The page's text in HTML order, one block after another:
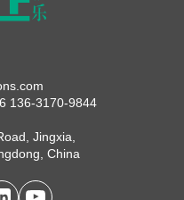
136-3170-9844
Jingxia,
China